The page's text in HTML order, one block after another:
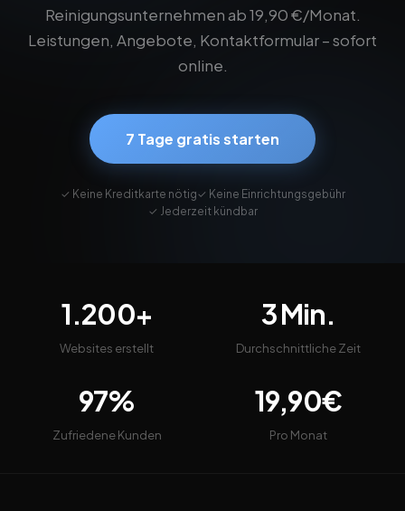
Reinigungsunternehmen ab 19,90 €/Monat.
Leistungen, Angebote, Kontaktformular – sofort
online.
7 Tage gratis starten
✓ Keine Kreditkarte nötig✓ Keine Einrichtungsgebühr
✓ Jederzeit kündbar
1.200+
Websites erstellt
3 Min.
Durchschnittliche Zeit
97%
Zufriedene Kunden
19,90€
Pro Monat